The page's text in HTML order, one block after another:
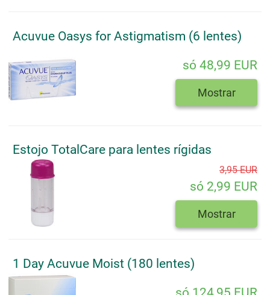
Acuvue Oasys for Astigmatism (6 lentes)
só 48,99 EUR
Mostrar
Estojo TotalCare para lentes rígidas
3,95 EUR
só 2,99 EUR
Mostrar
1 Day Acuvue Moist (180 lentes)